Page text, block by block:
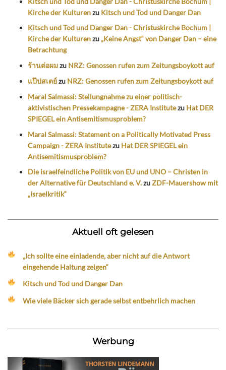
Kirche der Kulturenzu Kitsch und Tod und Danger Dan
Kitsch und Tod und Danger Dan - Christuskirche Bochum |
Kirche der Kulturenzu „Keine Angst“ von Danger Dan – eine
Betrachtung
ร้านต่อผมzu NRZ: Genossen rufen zum Zeitungsboykott auf
แป๊ปสเตย์zu NRZ: Genossen rufen zum Zeitungsboykott auf
Maral Salmassi: Stellungnahme zu einer politisch-
aktivistischen Pressekampagne - ZERA Institutezu Hat DER
SPIEGEL ein Antisemitismusproblem?
Maral Salmassi: Statement on a Politically Motivated Press
Campaign - ZERA Institutezu Hat DER SPIEGEL ein
Antisemitismusproblem?
Die israelfeindliche Politik von EU und UNO – Christen in
der Alternative für Deutschland e. V.zuZDF-Mauershow mit
„Israelkritik“
Aktuell oft gelesen
„Ich sollte eine einladende, aber nicht auf die Antwort
eingehende Haltung zeigen“
Kitsch und Tod und Danger Dan
Wie viele Bäcker sich gerade selbst entbehrlich machen
Werbung